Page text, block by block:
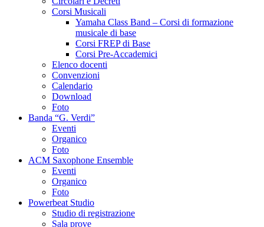
Corsi Musicali
Yamaha Class Band – Corsi di formazione
musicale di base
Corsi FREP di Base
Corsi Pre-Accademici
Elenco docenti
Convenzioni
Calendario
Download
Foto
Banda “G. Verdi”
Eventi
Organico
Foto
ACM Saxophone Ensemble
Eventi
Organico
Foto
Powerbeat Studio
Studio di registrazione
Sala prove